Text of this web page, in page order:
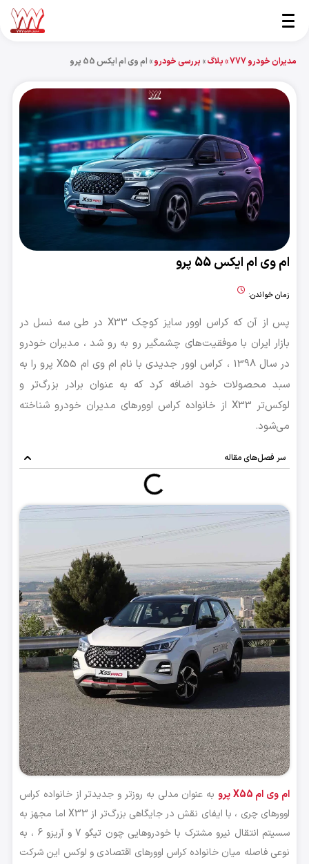
مدیران خودرو 777 » بلاگ» بررسی خودرو» ام وی ام ایکس 55 پرو
ام وی ام ایکس 55 پرو
زمان خواندن:
پس از آن که کراس اوور سایز کوچک X33 در طی سه نسل در
بازار ایران با موفقیت‌های چشمگیر رو به رو شد ، مدیران خودرو
در سال 1398 ، کراس اوور جدیدی با نام ام وی ام X55 پرو را به
سبد محصولات خود اضافه کرد که به عنوان برادر بزرگ‌تر و
لوکس‌تر X33 از خانواده کراس اوورهای مدیران خودرو شناخته
می‌شود.
سر فصل‌های مقاله
ام وی ام X55 پرو
به عنوان مدلی به روز‌تر و جدیدتر از خانواده کراس
اوورهای چری ، با ایفای نقش در جایگاهی بزرگ‌تر از X33 اما مجهز به
سسیتم انتقال نیرو مشترک با خودروهایی چون تیگو 7 و آریزو 6 ، به
نوعی فاصله میان خانواده کراس اوورهای اقتصادی و لوکس این شرکت